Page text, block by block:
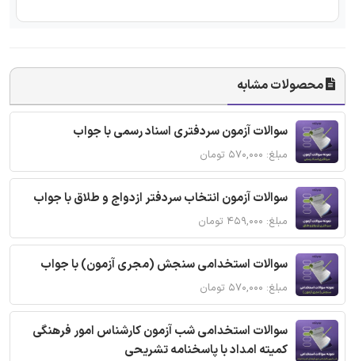
محصولات مشابه
سوالات آزمون سردفتری اسناد رسمی با جواب
مبلغ: ۵۷۰,۰۰۰ تومان
سوالات آزمون انتخاب سردفتر ازدواج و طلاق با جواب
مبلغ: ۴۵۹,۰۰۰ تومان
سوالات استخدامی سنجش (مجری آزمون) با جواب
مبلغ: ۵۷۰,۰۰۰ تومان
سوالات استخدامی شب آزمون کارشناس امور فرهنگی
کمیته امداد با پاسخنامه تشریحی